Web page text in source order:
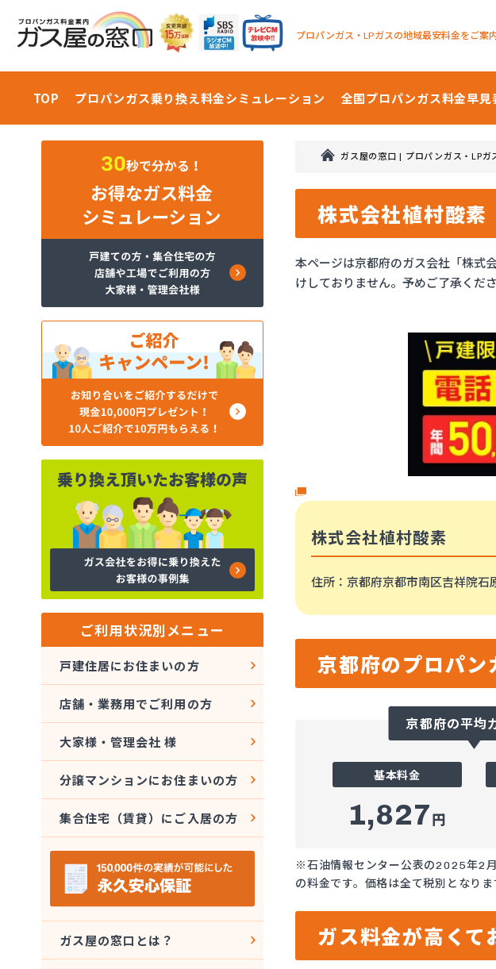
プロパンガス・LPガスの地域最安料金をご案
TOP プロパンガス乗り換え料金シミュレーション 全国プロパンガス料金早見
ガス屋の窓口 | プロパンガス・LPガ
株式会社植村酸素
本ページは京都府のガス会社「株式
けしておりません。予めご了承くだ
株式会社植村酸素
住所 ：京都府京都市南区吉祥院石
京都府のプロパン
京都府の平均
基本料金
1,827円
※石油情報センター公表の2025年2
の料金です。価格は全て税別となりま
ガス料金が高くて
ご利用状況別メニュー
戸建住居にお住まいの方
店舗・業務用でご利用の方
大家様・管理会社 様
分譲マンションにお住まいの方
集合住宅（賃貸）にご入居の方
ガス屋の窓口とは？